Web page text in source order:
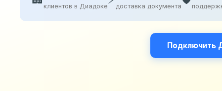
клиентов в Диадоке доставка документа
Подключить